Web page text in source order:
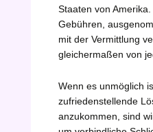
Staaten von
Gebühren,
mit der Vermittlung
gleichermaßen von
Wenn es unmöglich
zufriedenstellende
anzukommen, sind